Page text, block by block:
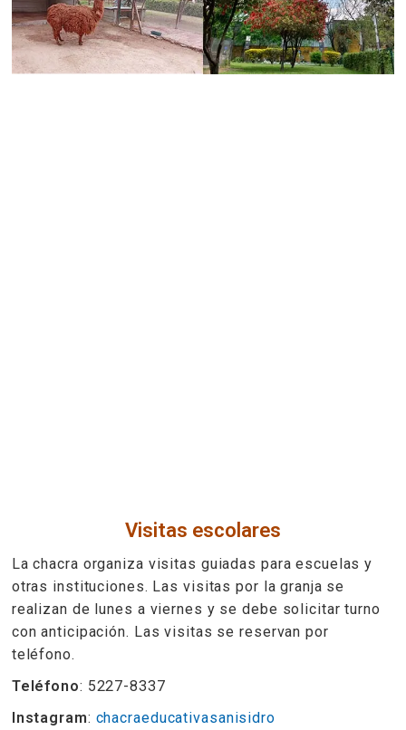
Visitas escolares
La chacra organiza visitas guiadas para escuelas y
otras instituciones. Las visitas por la granja se
realizan de lunes a viernes y se debe solicitar turno
con anticipación. Las visitas se reservan por
teléfono.
Teléfono: 5227-8337
Instagram: chacraeducativasanisidro